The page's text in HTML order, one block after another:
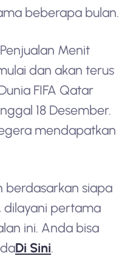
beberapa bulan.
Menit
dan akan terus
FIFA Qatar
18 Desember.
mendapatkan
berdasarkan siapa
pertama
ini. Anda bisa
Di Sini.